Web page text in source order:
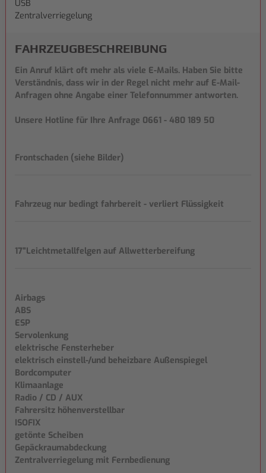
USB
Zentralverriegelung
FAHRZEUG­BESCHREIBUNG
Ein Anruf klärt oft mehr als viele E-Mails. Haben Sie bitte
Verständnis, dass wir in der Regel nicht mehr auf E-Mail-
Anfragen ohne Angabe einer Telefonnummer antworten.
Unsere Hotline für Ihre Anfrage 0661 - 480 189 50
Frontschaden (siehe Bilder)
Fahrzeug nur bedingt fahrbereit - verliert Flüssigkeit
17"Leichtmetallfelgen auf Allwetterbereifung
Airbags
ABS
ESP
Servolenkung
elektrische Fensterheber
elektrisch einstell-/und beheizbare Außenspiegel
Bordcomputer
Klimaanlage
Radio / CD / AUX
Fahrersitz höhenverstellbar
ISOFIX
getönte Scheiben
Gepäckraumabdeckung
Zentralverriegelung mit Fernbedienung